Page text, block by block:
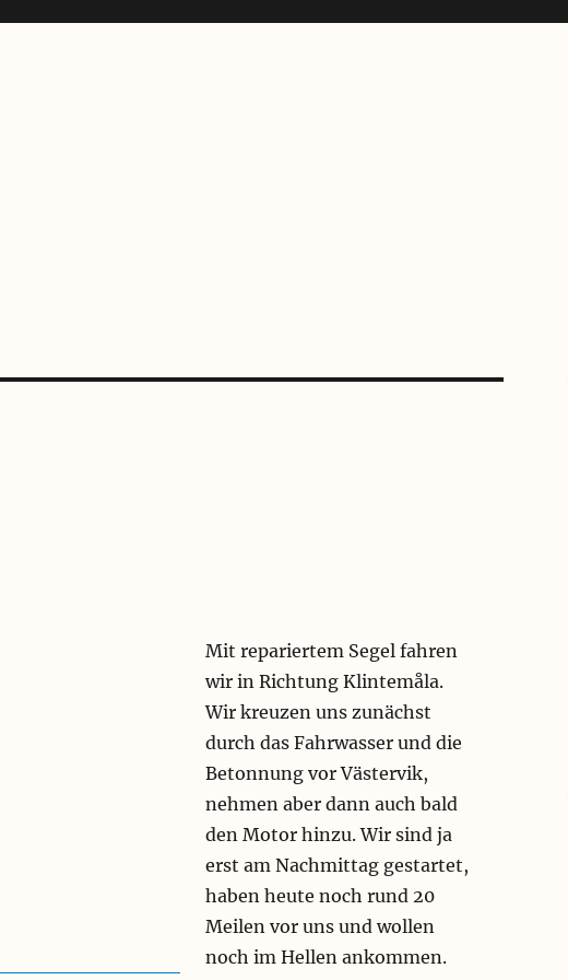
Mit repariertem Segel fahren
wir in Richtung Klintemåla.
Wir kreuzen uns zunächst
durch das Fahrwasser und die
Betonnung vor Västervik,
nehmen aber dann auch bald
den Motor hinzu. Wir sind ja
erst am Nachmittag gestartet,
haben heute noch rund 20
Meilen vor uns und wollen
noch im Hellen ankommen.